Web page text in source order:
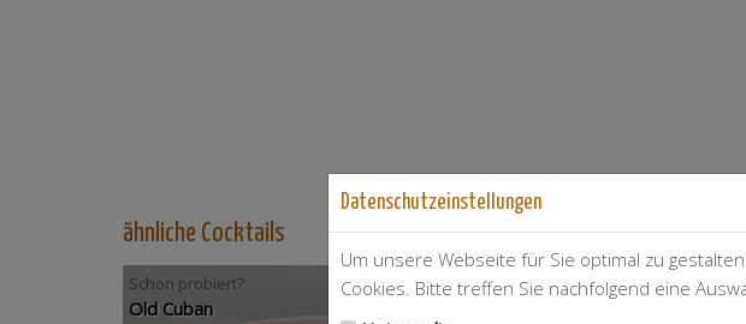
ähnliche Cocktails
Schon probiert?
Old Cuban
Datenschutzeinstellungen
Um unsere Webseite für Sie optimal zu
Cookies. Bitte treffen Sie nachfolgend eine